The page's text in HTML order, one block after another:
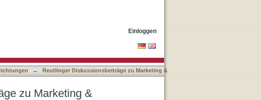
Einloggen
→
Reutlinger Diskussionsbeiträge zu Marketing &
zu Marketing &